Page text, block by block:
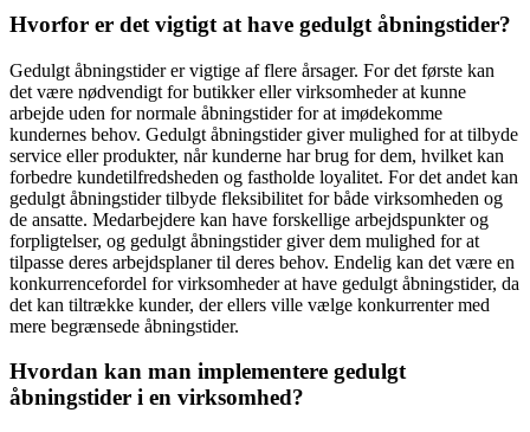
Hvorfor er det vigtigt at have gedulgt åbningstider?
Gedulgt åbningstider er vigtige af flere årsager. For det første kan
det være nødvendigt for butikker eller virksomheder at kunne
arbejde uden for normale åbningstider for at imødekomme
kundernes behov. Gedulgt åbningstider giver mulighed for at tilbyde
service eller produkter, når kunderne har brug for dem, hvilket kan
forbedre kundetilfredsheden og fastholde loyalitet. For det andet kan
gedulgt åbningstider tilbyde fleksibilitet for både virksomheden og
de ansatte. Medarbejdere kan have forskellige arbejdspunkter og
forpligtelser, og gedulgt åbningstider giver dem mulighed for at
tilpasse deres arbejdsplaner til deres behov. Endelig kan det være en
konkurrencefordel for virksomheder at have gedulgt åbningstider, da
det kan tiltrække kunder, der ellers ville vælge konkurrenter med
mere begrænsede åbningstider.
Hvordan kan man implementere gedulgt
åbningstider i en virksomhed?